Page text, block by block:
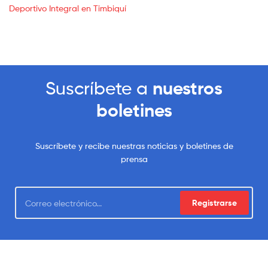
Deportivo Integral en Timbiquí
Suscríbete a nuestros
boletines
Suscríbete y recibe nuestras noticias y boletines de
prensa
Registrarse